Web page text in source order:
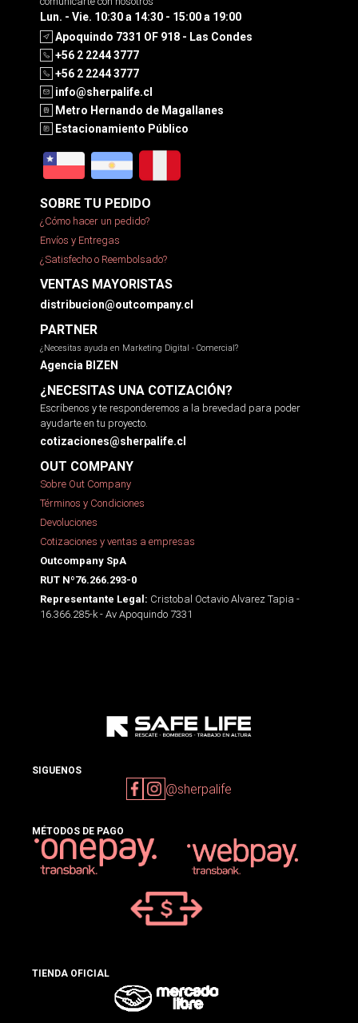
Lun. - Vie. 10:30 a 14:30 - 15:00 a 19:00
Apoquindo 7331 OF 918 - Las Condes
+56 2 2244 3777
+56 2 2244 3777
info@sherpalife.cl
Metro Hernando de Magallanes
Estacionamiento Público
SOBRE TU PEDIDO
¿Cómo hacer un pedido?
Envíos y Entregas
¿Satisfecho o Reembolsado?
VENTAS MAYORISTAS
distribucion@outcompany.cl
PARTNER
¿Necesitas ayuda en Marketing Digital - Comercial?
Agencia BIZEN
¿NECESITAS UNA COTIZACIÓN?
Escríbenos y te responderemos a la brevedad para poder
ayudarte en tu proyecto.
cotizaciones@sherpalife.cl
OUT COMPANY
Sobre Out Company
Términos y Condiciones
Devoluciones
Cotizaciones y ventas a empresas
Outcompany SpA
RUT Nº76.266.293-0
Representante Legal: Cristobal Octavio Alvarez Tapia -
16.366.285-k - Av Apoquindo 7331
SIGUENOS
@sherpalife
MÉTODOS DE PAGO
TIENDA OFICIAL